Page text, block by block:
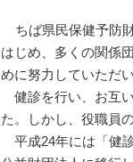
ちば県民保健予防
はじめ、多くの関係
めに努力していただ
健診を行い、お互
た。しかし、役職員
平成24年には「健